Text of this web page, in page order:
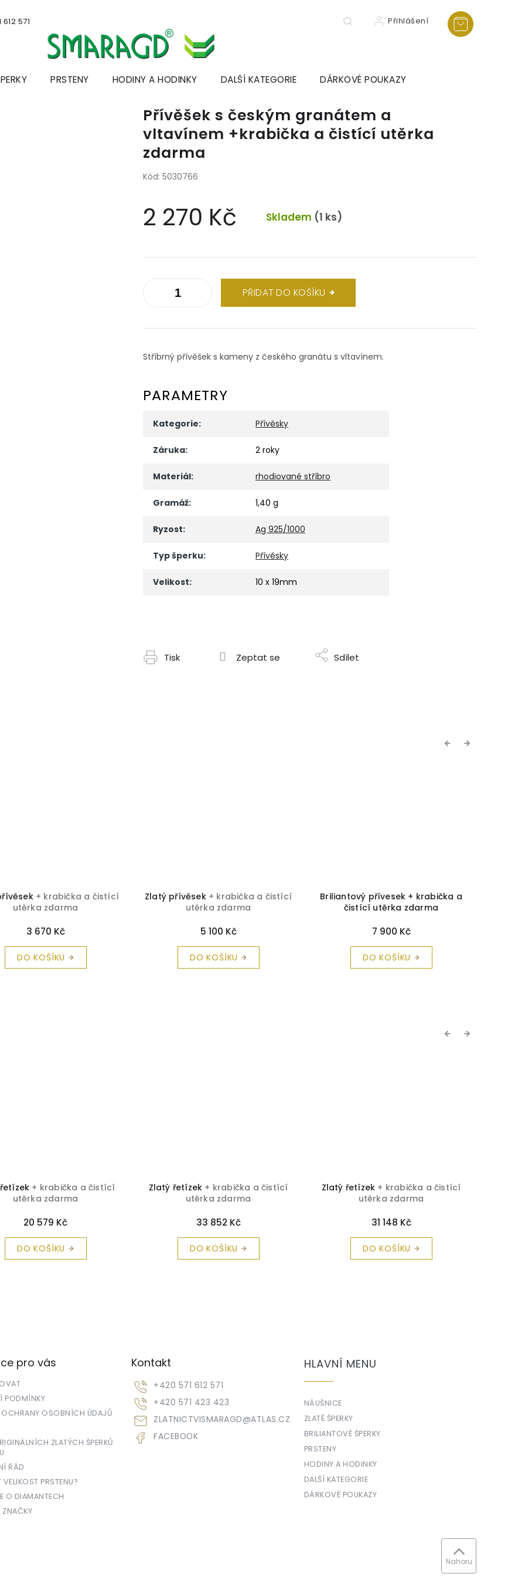
571 Přihlášení
PRSTENY HODINY A HODINKY DALŠÍ KATEGORIE DÁRKOVÉ POUKAZY
Přívěšek s českým granátem a
vltavínem +krabička a čistící utěrka
zdarma
Kód: 5030766
2 270 Kč Skladem (1 ks)
PŘIDAT DO KOŠÍKU
Stříbrný přívěšek s kameny z českého granátu s vltavínem.
PARAMETRY
Kategorie: Přívěsky
Záruka: 2 roky
Materiál: rhodiované stříbro
Gramáž: 1,40 g
Ryzost: Ag 925/1000
Typ šperku: Přívěsky
Velikost: 10 x 19mm
Tisk Zeptat se Sdílet
Previous
+ krabička a čistící
utěrka zdarma
3 670 Kč
DO KOŠÍKU
Zlatý přívěsek + krabička a čistící
utěrka zdarma
5 100 Kč
DO KOŠÍKU
Briliantový přívesek + krabička a
čistící utěrka zdarma
7 900 Kč
DO KOŠÍKU
Next
Previous
+ krabička a čistící
utěrka zdarma
20 579 Kč
DO KOŠÍKU
Zlatý řetízek + krabička a čistící
utěrka zdarma
33 852 Kč
DO KOŠÍKU
Zlatý řetízek + krabička a čistící
utěrka zdarma
31 148 Kč
DO KOŠÍKU
Next
pro vás
PODMÍNKY
OSOBNÍCH ÚDAJŮ
ZLATÝCH ŠPERKŮ
ŘÁD
PRSTENU?
O DIAMANTECH
Kontakt
ZLATNICTVISMARAGD@ATLAS.CZ
+420 571 612 571
+420 571 423 423
FACEBOOK
HLAVNÍ MENU
NÁUŠNICE
ZLATÉ ŠPERKY
BRILIANTOVÉ ŠPERKY
PRSTENY
HODINY A HODINKY
DALŠÍ KATEGORIE
DÁRKOVÉ POUKAZY
Nahoru